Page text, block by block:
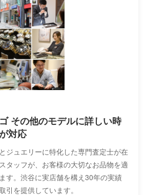
その他のモデルに詳しい時
対応
ジュエリーに特化した専門査定士が在
タッフが、お客様の大切なお品物を適
す。渋谷に実店舗を構え30年の実績
引を提供しています。